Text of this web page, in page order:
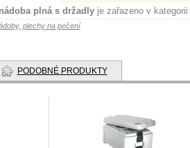
plná s držadlyje zařazeno v kategorii
plechy na pečení
PODOBNÉ PRODUKTY